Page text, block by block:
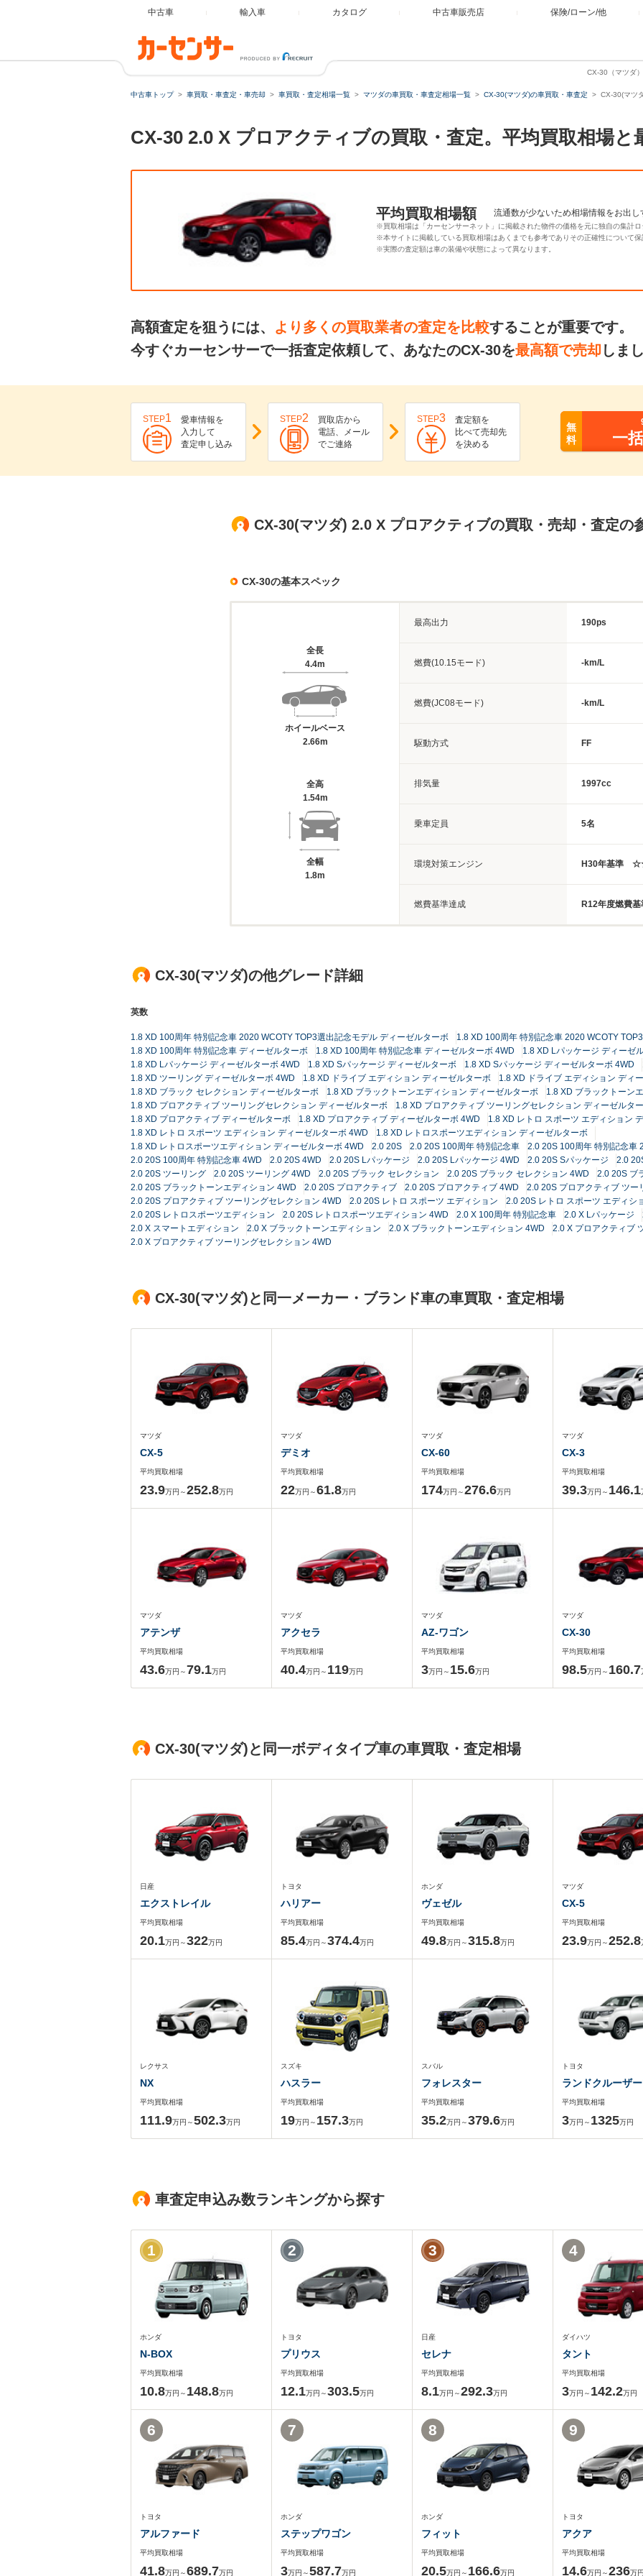
中古車 輸入車 カタログ 中古車販売店 保険/ローン/他
CX-30（マツダ
中古車トップ 車買取・車査定・車売却 車買取・査定相場一覧 マツダの車買取・車査定相場一覧 CX-30(マツダ)の車買取・車査定 CX-30(マツ
CX-30 2.0 X プロアクティブの買取・査定。平均買取相場と
平均買取相場額 流通数が少ないため相場情報をお出し
※買取相場は「カーセンサーネット」に掲載された物件の価格を元に独自の集計ロ
※本サイトに掲載している買取相場はあくまでも参考でありその正確性について保
※実際の査定額は車の装備や状態によって異なります。
高額査定を狙うには、 より多くの買取業者の査定を比較することが重要です。
今すぐカーセンサーで一括査定依頼して、あなたのCX-30を最高額で売却 しま
STEP1
愛車情報を
入力して
査定申し込み
STEP2
買取店から
電話、メール
でご連絡
STEP3
査定額を
比べて売却先
を決める
無
料
一
CX-30(マツダ) 2.0 X プロアクティブの買取・売却・査定の
CX-30の基本スペック
全長
4.4m
ホイールベース
2.66m
全高
1.54m
全幅
1.8m
最高出力 190ps
燃費(10.15モード) -km/L
燃費(JC08モード) -km/L
駆動方式 FF
排気量 1997cc
乗車定員 5名
環境対策エンジン H30年基準
燃費基準達成 R12年度燃費
CX-30(マツダ)の他グレード詳細
英数
1.8 XD 100周年 特別記念車 2020 WCOTY TOP3選出記念モデル ディーゼルターボ
1.8 XD 100周年 特別記念車 2020 WCOTY
1.8 XD 100周年 特別記念車 ディーゼルターボ
1.8 XD 100周年 特別記念車 ディーゼルターボ 4WD
1.8 XD Lパッケージ ディーゼ
1.8 XD Lパッケージ ディーゼルターボ 4WD
1.8 XD Sパッケージ ディーゼルターボ 1.8 XD Sパッケージ ディーゼルターボ 4WD
1.8 XD ツーリング ディーゼルターボ 4WD
1.8 XD ドライブ エディション ディーゼルターボ
1.8 XD ドライブ エディション ディ
1.8 XD ブラック セレクション ディーゼルターボ
1.8 XD ブラックトーンエディション ディーゼルターボ
1.8 XD ブラックトーン
1.8 XD プロアクティブ ツーリングセレクション ディーゼルターボ
1.8 XD プロアクティブ ツーリングセレクション ディーゼルタ
1.8 XD プロアクティブ ディーゼルターボ
1.8 XD プロアクティブ ディーゼルターボ 4WD
1.8 XD レトロ スポーツ エディション
1.8 XD レトロ スポーツ エディション ディーゼルターボ 4WD
1.8 XD レトロスポーツエディション ディーゼルターボ
1.8 XD レトロスポーツエディション ディーゼルターボ 4WD
2.0 20S 2.0 20S 100周年 特別記念車
2.0 20S 100周年 特別記念車
2.0 20S 100周年 特別記念車 4WD
2.0 20S 4WD 2.0 20S Lパッケージ 2.0 20S Lパッケージ 4WD 2.0 20S Sパッケージ 2.0
2.0 20S ツーリング
2.0 20S ツーリング 4WD 2.0 20S ブラック セレクション 2.0 20S ブラック セレクション 4WD
2.0 20S ブ
2.0 20S ブラックトーンエディション 4WD
2.0 20S プロアクティブ 2.0 20S プロアクティブ 4WD
2.0 20S プロアクティブ ツー
2.0 20S プロアクティブ ツーリングセレクション 4WD
2.0 20S レトロ スポーツ エディション
2.0 20S レトロ スポーツ エディシ
2.0 20S レトロスポーツエディション
2.0 20S レトロスポーツエディション 4WD 2.0 X 100周年 特別記念車 2.0 X Lパッケージ
2.0 X スマートエディション
2.0 X ブラックトーンエディション 2.0 X ブラックトーンエディション 4WD
2.0 X プロアクティブ
2.0 X プロアクティブ ツーリングセレクション 4WD
CX-30(マツダ)と同一メーカー・ブランド車の車買取・査定相場
マツダ
CX-5
平均買取相場
23.9万円～252.8万円
マツダ
デミオ
平均買取相場
22万円～61.8万円
マツダ
CX-60
平均買取相場
174万円～276.6万円
マツダ
CX-3
平均買取相場
39.3万円～ 146.1
マツダ
アテンザ
平均買取相場
43.6万円～79.1万円
マツダ
アクセラ
平均買取相場
40.4万円～ 119万円
マツダ
AZ-ワゴン
平均買取相場
3万円～ 15.6万円
マツダ
CX-30
平均買取相場
98.5万円～ 160.7
CX-30(マツダ)と同一ボディタイプ車の車買取・査定相場
日産
エクストレイル
平均買取相場
20.1万円～322万円
トヨタ
ハリアー
平均買取相場
85.4万円～374.4万円
ホンダ
ヴェゼル
平均買取相場
49.8万円～315.8万円
マツダ
CX-5
平均買取相場
23.9万円～252.8
レクサス
NX
平均買取相場
111.9万円～502.3万円
スズキ
ハスラー
平均買取相場
19万円～ 157.3万円
スバル
フォレスター
平均買取相場
35.2万円～379.6万円
トヨタ
ランドクルーザ
平均買取相場
3万円～ 1325万円
車査定申込み数ランキングから探す
ホンダ
N-BOX
平均買取相場
10.8万円～ 148.8万円
1
トヨタ
プリウス
平均買取相場
12.1万円～303.5万円
2
日産
セレナ
平均買取相場
8.1万円～292.3万円
3
ダイハツ
タント
平均買取相場
3万円～ 142.2万円
4
トヨタ
アルファード
平均買取相場
41.8万円～689.7万円
6
ホンダ
ステップワゴン
平均買取相場
3万円～587.7万円
7
ホンダ
フィット
平均買取相場
20.5万円～ 166.6万円
8
トヨタ
アクア
平均買取相場
14.6万円～236万円
9